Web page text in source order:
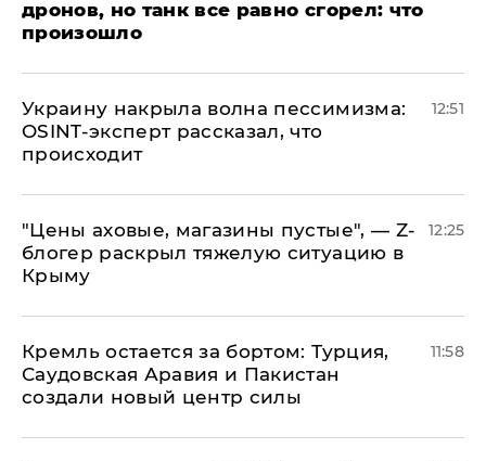
дронов, но танк все равно сгорел: что
произошло
​Украину накрыла волна пессимизма:
OSINT-эксперт рассказал, что
происходит
12:51
​"Цены аховые, магазины пустые", — Z-
блогер раскрыл тяжелую ситуацию в
Крыму
12:25
​Кремль остается за бортом: Турция,
Саудовская Аравия и Пакистан
создали новый центр силы
11:58